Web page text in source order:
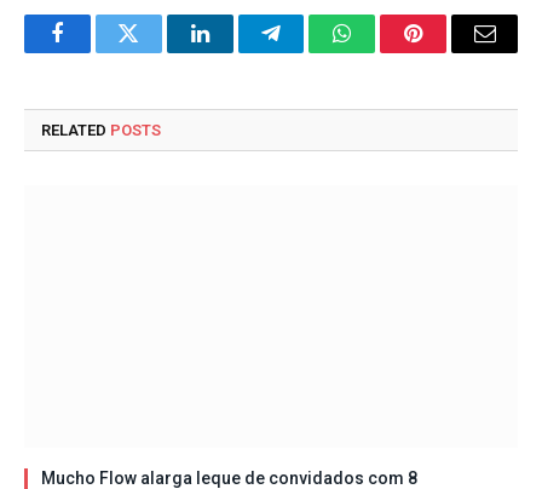
FacebookTwitter LinkedInTelegramWhatsAppPinterestEmail
RELATED POSTS
Mucho Flow alarga leque de convidados com 8